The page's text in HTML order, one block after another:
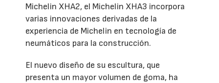
Michelin XHA2, el Michelin XHA3 incorpora
varias innovaciones derivadas de la
experiencia de Michelin en tecnología de
neumáticos para la construcción.
El nuevo diseño de su escultura, que
presenta un mayor volumen de goma, ha